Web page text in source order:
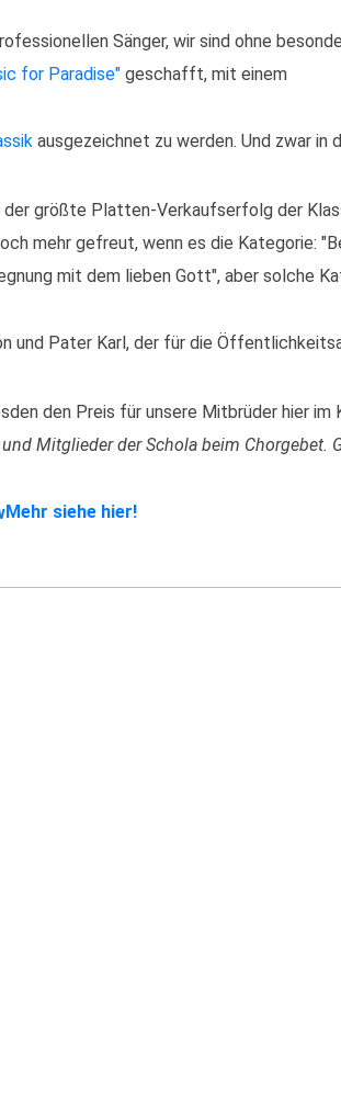
Sänger, wir sind ohne
for Paradise" geschafft, mit einem
ausgezeichnet zu werden. Und zwar in
größte Platten-Verkaufserfolg der
mehr gefreut, wenn es die Kategorie:
mit dem lieben Gott", aber solche
und Pater Karl, der für die
den Preis für unsere Mitbrüder hier im
Mitglieder der Schola beim Chorgebet.
Mehr siehe hier!